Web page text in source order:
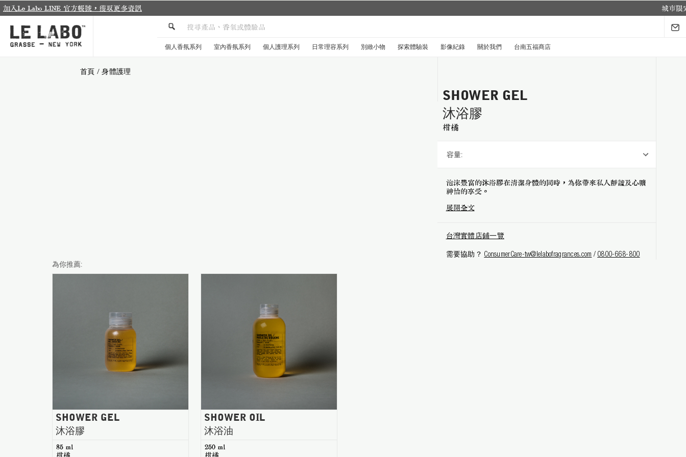
個人香氛系列 室內香氛系列 個人護理系列 日常理容系列 別緻小物 探索體驗裝 影像紀錄 關於我們 台南五福商店
首頁 / 身體護理
SHOWER GEL
沐浴膠
柑橘
容量:
泡沫豐富的沐浴膠在清潔身體的同時，為你帶來私人靜謐及心曠
神怡的享受。
展開全文
台灣實體店鋪一覽
需要協助？ ConsumerCare-tw@lelabofragrances.com / 0800-668-800
為你推薦:
SHOWER GEL
沐浴膠
85 ml
柑橘
SHOWER OIL
沐浴油
250 ml
柑橘